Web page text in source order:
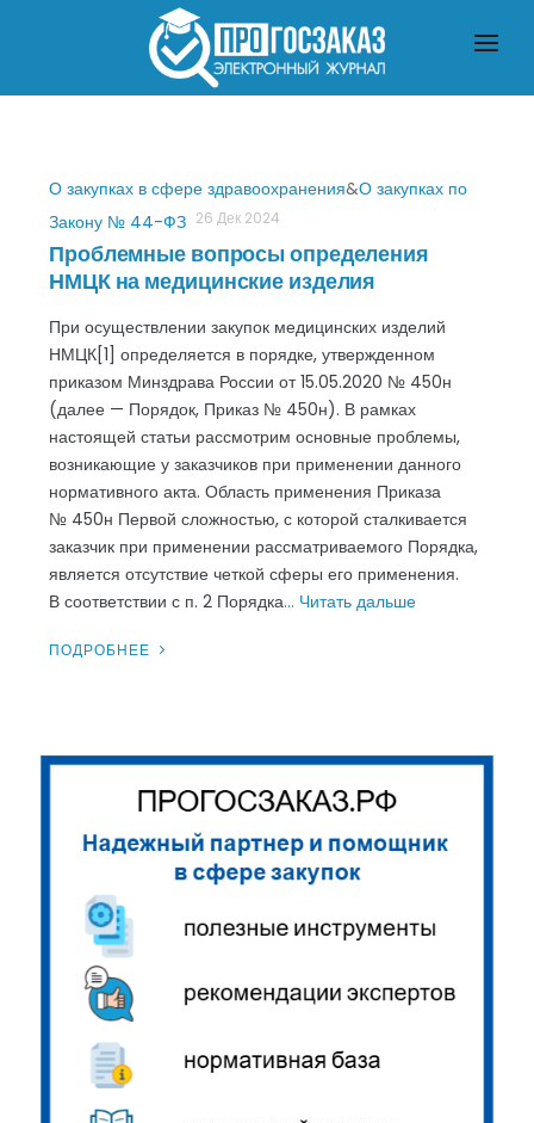
ГЛАВНАЯО ЗАКУПКАХ ПО ЗАКОНУ № 223-ФЗ
О закупках в сфере здравоохранения&О закупках по
Закону № 44-ФЗ 26 Дек 2024
Проблемные вопросы определения
НМЦК на медицинские изделия
При осуществлении закупок медицинских изделий
НМЦК[1] определяется в порядке, утвержденном
приказом Минздрава России от 15.05.2020 № 450н
(далее — Порядок, Приказ № 450н). В рамках
настоящей статьи рассмотрим основные проблемы,
возникающие у заказчиков при применении данного
нормативного акта. Область применения Приказа
№ 450н Первой сложностью, с которой сталкивается
заказчик при применении рассматриваемого Порядка,
является отсутствие четкой сферы его применения.
В соответствии с п. 2 Порядка… Читать дальше
ПОДРОБНЕЕ